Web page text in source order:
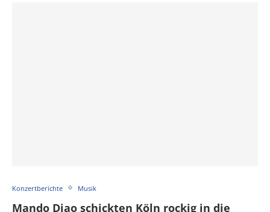
Konzertberichte Musik
Mando Diao schickten Köln rockig in die